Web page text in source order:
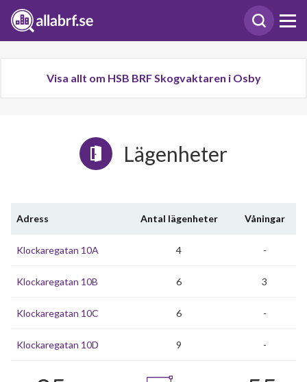
Visa allt om HSB BRF Skogvaktaren i Osby
Lägenheter
Adress Antal lägenheter Våningar
Klockaregatan 10A 4 -
Klockaregatan 10B 6 3
Klockaregatan 10C 6 -
Klockaregatan 10D 9 -